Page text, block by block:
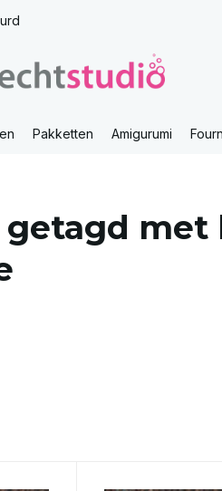
Pakketten Amigurumi
met